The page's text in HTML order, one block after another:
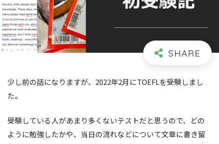
少し前の話になりますが、2022年2月にTOEFLを受験しまし
た。
受験している人があまり多くないテストだと思うので、どの
ように勉強したかや、当日の流れなどについて文章に書き留